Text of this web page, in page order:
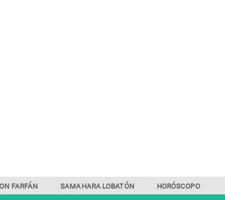
FARFÁN SAMAHARA LOBATÓN HORÓSCOPO